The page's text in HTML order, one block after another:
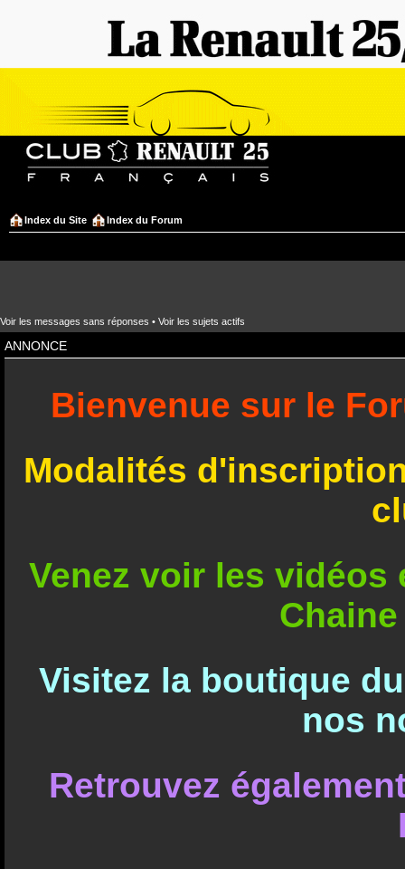
Index du Site Index du Forum
Voir les messages sans réponses • Voir les sujets actifs
ANNONCE
Bienvenue sur le
Modalités
Venez voir les
Visitez la boutique
nos
Retrouvez